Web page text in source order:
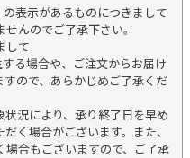
表示があるものにつきまして
んのでご了承下さい。
して
る場合や、ご注文からお届け
ので、あらかじめご了承くだ
況により、承り終了日を早め
く場合がございます。また、
合もございますので、ご了承